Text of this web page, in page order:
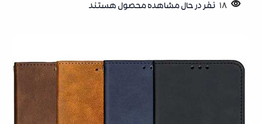
18 نفر در حال مشاهده محصول هستند